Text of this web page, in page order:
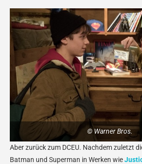
© Warner Bros.
Aber zurück zum DCEU. Nachdem zuletzt
Batman und Superman in Werken wie